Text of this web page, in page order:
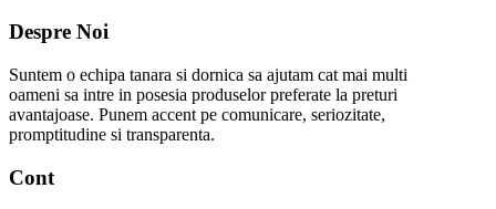
Despre Noi
Suntem o echipa tanara si dornica sa ajutam cat mai multi
oameni sa intre in posesia produselor preferate la preturi
avantajoase. Punem accent pe comunicare, seriozitate,
promptitudine si transparenta.
Cont